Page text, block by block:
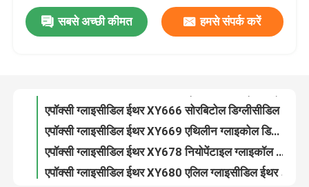
हमारे बारे में
गुणवत्ता नियंत्रण
संपर्क करें
सबसे अच्छी कीमत हमसे संपर्क करें
एपॉक्सी ग्लाइसीडिल ईथर XY634 पेंटाएरीथ्रिटोल टेट्राग्लाइसीडिल ईथर कैस नं। 3-2-7-4
एपॉक्सी ग्लाइसीडिल ईथर XY678 नियोपेंटाइल ग्लाइकॉल डिग्लिसिडिल ईथर कैस 17557 23 2
एपॉक्सी ग्लाइसीडिल ईथर एक्सवाई 691 ओ-क्रिसोल ग्लाइसीडिल ईथर कैस नं 2210 79 9